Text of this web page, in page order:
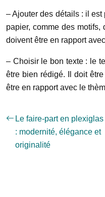
– Ajouter des détails : il est
papier, comme des
doivent être en rapport
– Choisir le bon texte : le
être bien rédigé. Il doit
être en rapport avec le
Le faire-part en plexiglas
: modernité, élégance et
originalité